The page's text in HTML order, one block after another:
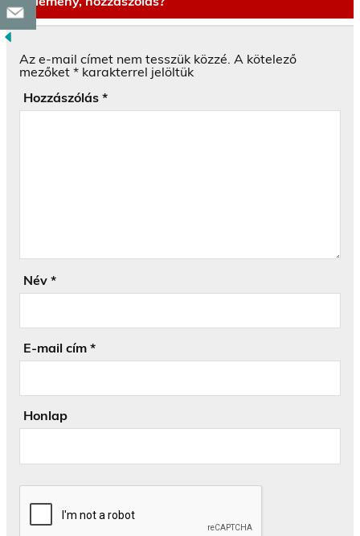
Az e-mail címet nem tesszük közzé. A kötelező
mezőket * karakterrel jelöltük
Hozzászólás *
Név *
E-mail cím *
Honlap